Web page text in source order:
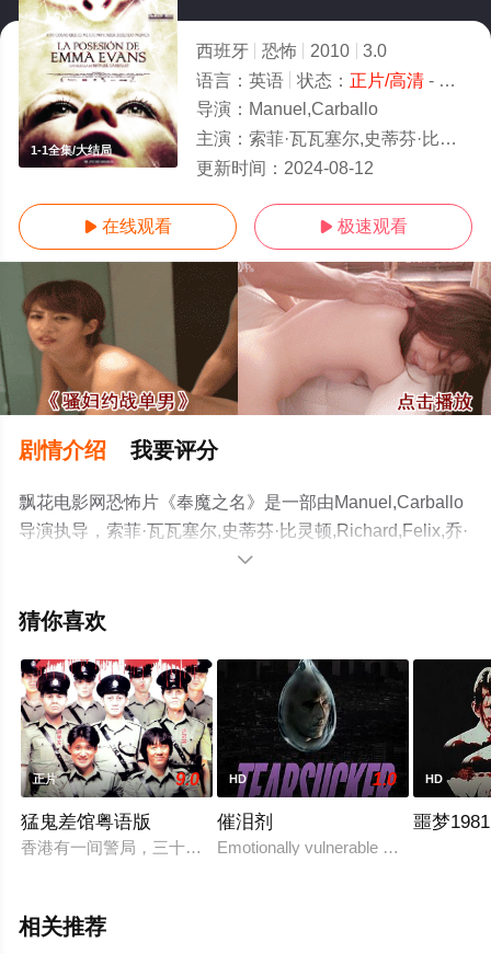
1-1全集/大结局
西班牙 恐怖 2010
3.0
语言： 英语 状态： 正片/高清- 免费在线观看
导演： Manuel,Carballo
主演： 索菲·瓦瓦塞尔,史蒂芬·比灵顿,Richard,Felix,乔·安妮·斯
更新时间： 2024-08-12
 在线观看  极速观看
剧情介绍 我要评分
飘花电影网恐怖片《奉魔之名》是一部由Manuel,Carballo
导演执导，索菲·瓦瓦塞尔,史蒂芬·比灵顿,Richard,Felix,乔·
安妮·斯托克汉姆,Lazzaro,E.,Oertli,Ortiz,Isamaya,Ffrench,
利
集），手机免费观看高清未删减完整版电影大全就上飘花
影院，更多相关信息可移步至豆瓣电影、电视猫或剧情网
等平台了解。

猜你喜欢
正片 9.0
猛鬼差馆粤语版
香港有一间警局，三十年前曾是日军侵略香港时的军营。因为
HD 1.0
催泪剂
Emotionally vulnerable women are
HD
噩梦1981
相关推荐